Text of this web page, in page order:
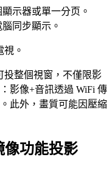
示器或單一分页。
同步顯示。
視。
投整個視窗，不僅限影
影像+音訊透過 WiFi 傳
此外，畫質可能因壓縮
像功能投影